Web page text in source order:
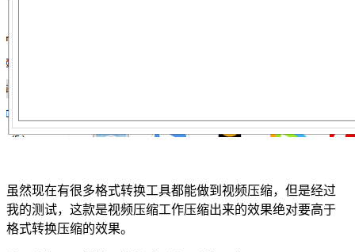
虽然现在有很多格式转换工具都能做到视频压缩，但是经过
我的测试，这款是视频压缩工作压缩出来的效果绝对要高于
格式转换压缩的效果。